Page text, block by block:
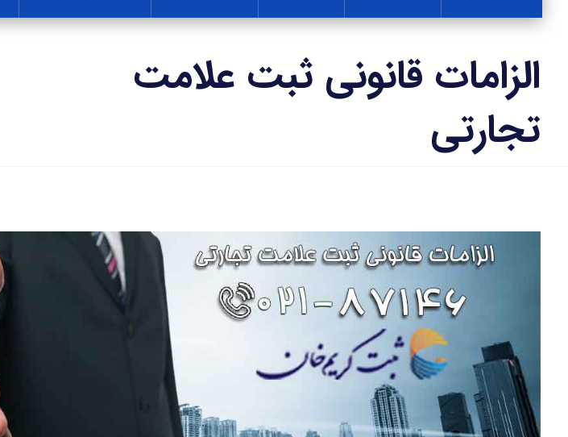
الزامات قانونی ثبت علامت
تجارتی